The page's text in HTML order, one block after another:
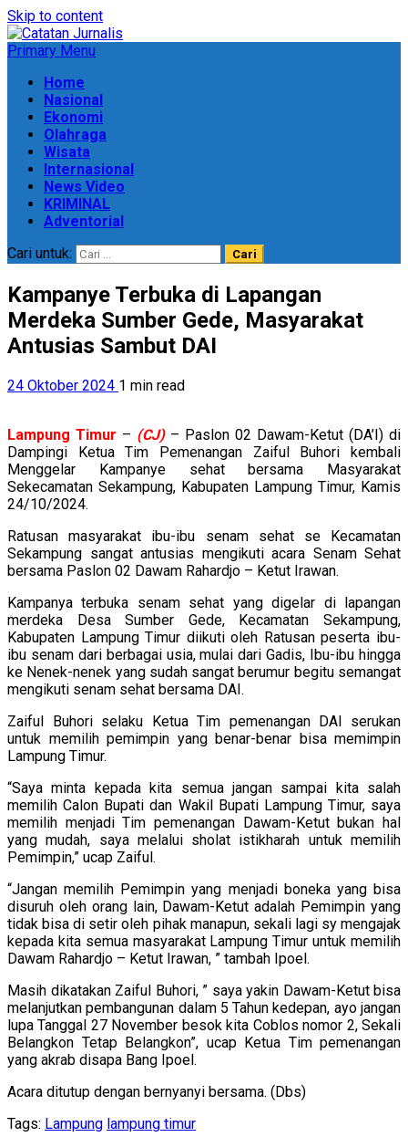
Skip to content
Primary Menu
Home
Nasional
Ekonomi
Olahraga
Wisata
Internasional
News Video
KRIMINAL
Adventorial
Cari untuk:
Kampanye Terbuka di Lapangan
Merdeka Sumber Gede, Masyarakat
Antusias Sambut DAI
24 Oktober 2024 1 min read
Lampung Timur – (CJ)– Paslon 02 Dawam-Ketut (DA’I) di
Dampingi Ketua Tim Pemenangan Zaiful Buhori kembali
Menggelar Kampanye sehat bersama Masyarakat
Sekecamatan Sekampung, Kabupaten Lampung Timur, Kamis
24/10/2024.
Ratusan masyarakat ibu-ibu senam sehat se Kecamatan
Sekampung sangat antusias mengikuti acara Senam Sehat
bersama Paslon 02 Dawam Rahardjo – Ketut Irawan.
Kampanya terbuka senam sehat yang digelar di lapangan
merdeka Desa Sumber Gede, Kecamatan Sekampung,
Kabupaten Lampung Timur diikuti oleh Ratusan peserta ibu-
ibu senam dari berbagai usia, mulai dari Gadis, Ibu-ibu hingga
ke Nenek-nenek yang sudah sangat berumur begitu semangat
mengikuti senam sehat bersama DAI.
Zaiful Buhori selaku Ketua Tim pemenangan DAl serukan
untuk memilih pemimpin yang benar-benar bisa memimpin
Lampung Timur.
“Saya minta kepada kita semua jangan sampai kita salah
memilih Calon Bupati dan Wakil Bupati Lampung Timur, saya
memilih menjadi Tim pemenangan Dawam-Ketut bukan hal
yang mudah, saya melalui sholat istikharah untuk memilih
Pemimpin,” ucap Zaiful.
“Jangan memilih Pemimpin yang menjadi boneka yang bisa
disuruh oleh orang lain, Dawam-Ketut adalah Pemimpin yang
tidak bisa di setir oleh pihak manapun, sekali lagi sy mengajak
kepada kita semua masyarakat Lampung Timur untuk memilih
Dawam Rahardjo – Ketut Irawan, ” tambah Ipoel.
Masih dikatakan Zaiful Buhori, ” saya yakin Dawam-Ketut bisa
melanjutkan pembangunan dalam 5 Tahun kedepan, ayo jangan
lupa Tanggal 27 November besok kita Coblos nomor 2, Sekali
Belangkon Tetap Belangkon”, ucap Ketua Tim pemenangan
yang akrab disapa Bang Ipoel.
Acara ditutup dengan bernyanyi bersama. (Dbs)
Tags: Lampung lampung timur